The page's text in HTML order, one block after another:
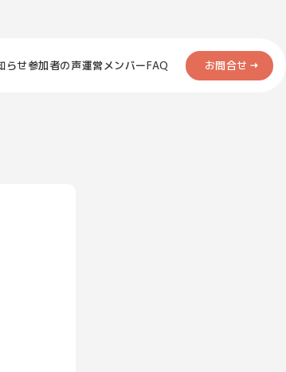
らせ参加者の声運営メンバーFAQ お問合せ